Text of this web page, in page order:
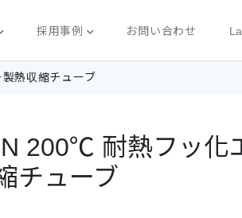
採用事例 お問い合わせ
熱収縮チューブ
200℃ 耐熱フッ化
チューブ